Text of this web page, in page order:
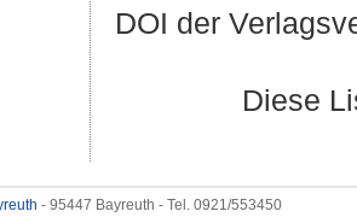
DOI der
Diese
- 95447 Bayreuth - Tel. 0921/553450